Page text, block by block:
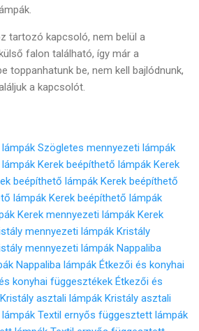
tartozó kapcsoló, nem belül a
falon található, így már a
toppanhatunk be, nem kell bajlódnunk,
a kapcsolót.
Szögletes mennyezeti lámpák
Kerek beépíthető lámpák Kerek
beépíthető lámpák Kerek beépíthető
lámpák Kerek beépíthető lámpák
Kerek mennyezeti lámpák Kerek
mennyezeti lámpák Kristály
mennyezeti lámpák Nappaliba
Nappaliba lámpák Étkezői és konyhai
konyhai függesztékek Étkezői és
Kristály asztali lámpák Kristály asztali
Textil ernyős függesztett lámpák